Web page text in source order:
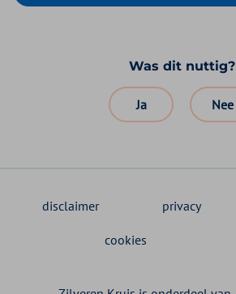
Was dit nuttig?
Ja Nee
disclaimer privacy
cookies